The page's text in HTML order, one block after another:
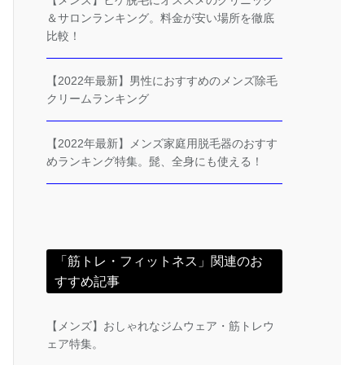
＆サロンランキング。料金が安い場所を徹底
比較！
【2022年最新】男性におすすめのメンズ除毛
クリームランキング
【2022年最新】メンズ家庭用脱毛器のおすす
めランキング特集。髭、全身にも使える！
「筋トレ・フィットネス」関連のお
すすめ記事
【メンズ】おしゃれなジムウェア・筋トレウ
ェア特集。